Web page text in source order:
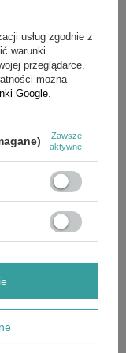
usuwania pni drzew
WBSG13H - maszyna
+ dostawa gratis!
949,00 zł
usług zgodnie z
warunki
przeglądarce.
można
Google
Zawsze
aktywne